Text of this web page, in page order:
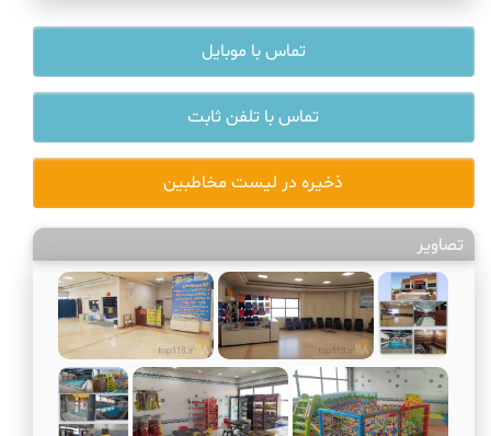
تماس با موبایل
تماس با تلفن ثابت
ذخیره در لیست مخاطبین
تصاویر